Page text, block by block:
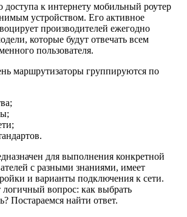
доступа к интернету мобильный роутер
устройством. Его активное
производителей ежегодно
которые будут отвечать всем
пользователя.
маршрутизаторы группируются по
для выполнения конкретной
с разными знаниями, имеет
и варианты подключения к сети.
логичный вопрос: как выбрать
Постараемся найти ответ.